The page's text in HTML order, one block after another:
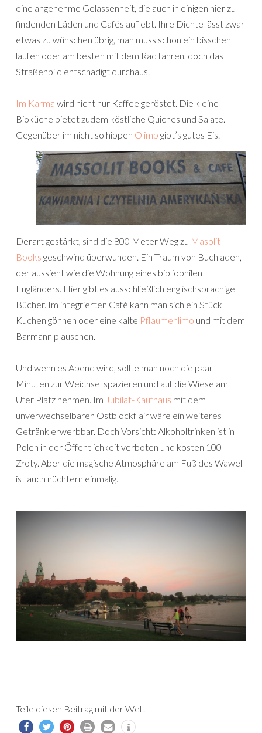
eine angenehme Gelassenheit, die auch in einigen hier zu
findenden Läden und Cafés auflebt. Ihre Dichte lässt zwar
etwas zu wünschen übrig, man muss schon ein bisschen
laufen oder am besten mit dem Rad fahren, doch das
Straßenbild entschädigt durchaus.
Im Karma wird nicht nur Kaffee geröstet. Die kleine
Bioküche bietet zudem köstliche Quiches und Salate.
Gegenüber im nicht so hippen Olimp gibt’s gutes Eis.
Derart gestärkt, sind die 800 Meter Weg zu Masolit
Books geschwind überwunden. Ein Traum von Buchladen,
der aussieht wie die Wohnung eines bibliophilen
Engländers. Hier gibt es ausschließlich englischsprachige
Bücher. Im integrierten Café kann man sich ein Stück
Kuchen gönnen oder eine kalte Pflaumenlimo und mit dem
Barmann plauschen.
Und wenn es Abend wird, sollte man noch die paar
Minuten zur Weichsel spazieren und auf die Wiese am
Ufer Platz nehmen. Im Jubilat-Kaufhaus mit dem
unverwechselbaren Ostblockflair wäre ein weiteres
Getränk erwerbbar. Doch Vorsicht: Alkoholtrinken ist in
Polen in der Öffentlichkeit verboten und kosten 100
Złoty. Aber die magische Atmosphäre am Fuß des Wawel
ist auch nüchtern einmalig.
Teile diesen Beitrag mit der Welt